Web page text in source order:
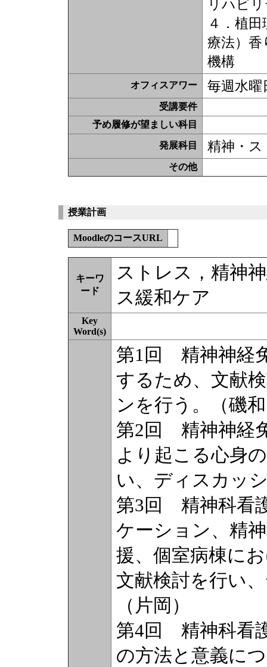
リハビ
４．植
療法）香
機構
オフィスアワー 毎週水曜
受講要件
予め履修が望ましい科目
発展科目 精神・ス
その他
授業計画
MoodleのコースURL
キーワ
ード
ストレス，精神
ス緩和ケア
Key
Word(s)
第1回 精神神経
するため、文献
ンを行う。（磯
第2回 精神神経
より起こる心身
い、ディスカッ
第3回 精神科看
ケーション、精
援、個室病棟に
文献検討を行い
（片岡）
第4回 精神科看
の方法と意義に